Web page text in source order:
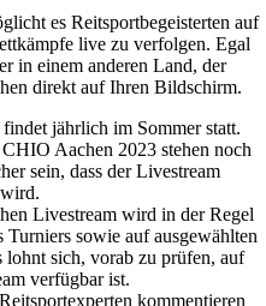
es Reitsportbegeisterten auf
live zu verfolgen. Egal
in einem anderen Land, der
direkt auf Ihren Bildschirm.
jährlich im Sommer statt.
Aachen 2023 stehen noch
sein, dass der Livestream
Livestream wird in der Regel
sowie auf ausgewählten
lohnt sich, vorab zu prüfen, auf
verfügbar ist.
kommentieren